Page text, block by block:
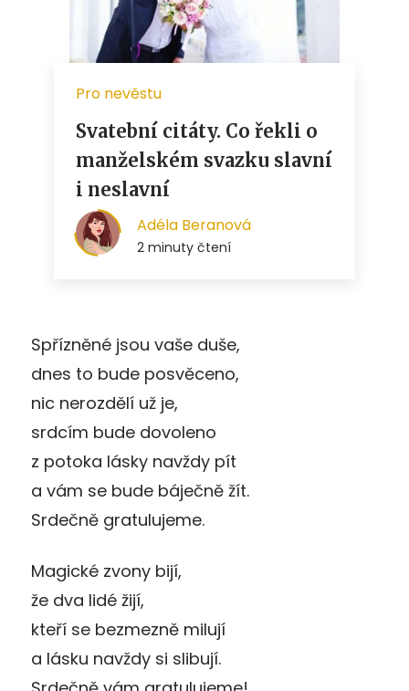
Spřízněné jsou vaše duše,
dnes to bude posvěceno,
nic nerozdělí už je,
srdcím bude dovoleno
z potoka lásky navždy pít
a vám se bude báječně žít.
Srdečně gratulujeme.
Magické zvony bijí,
že dva lidé žijí,
kteří se bezmezně milují
a lásku navždy si slibují.